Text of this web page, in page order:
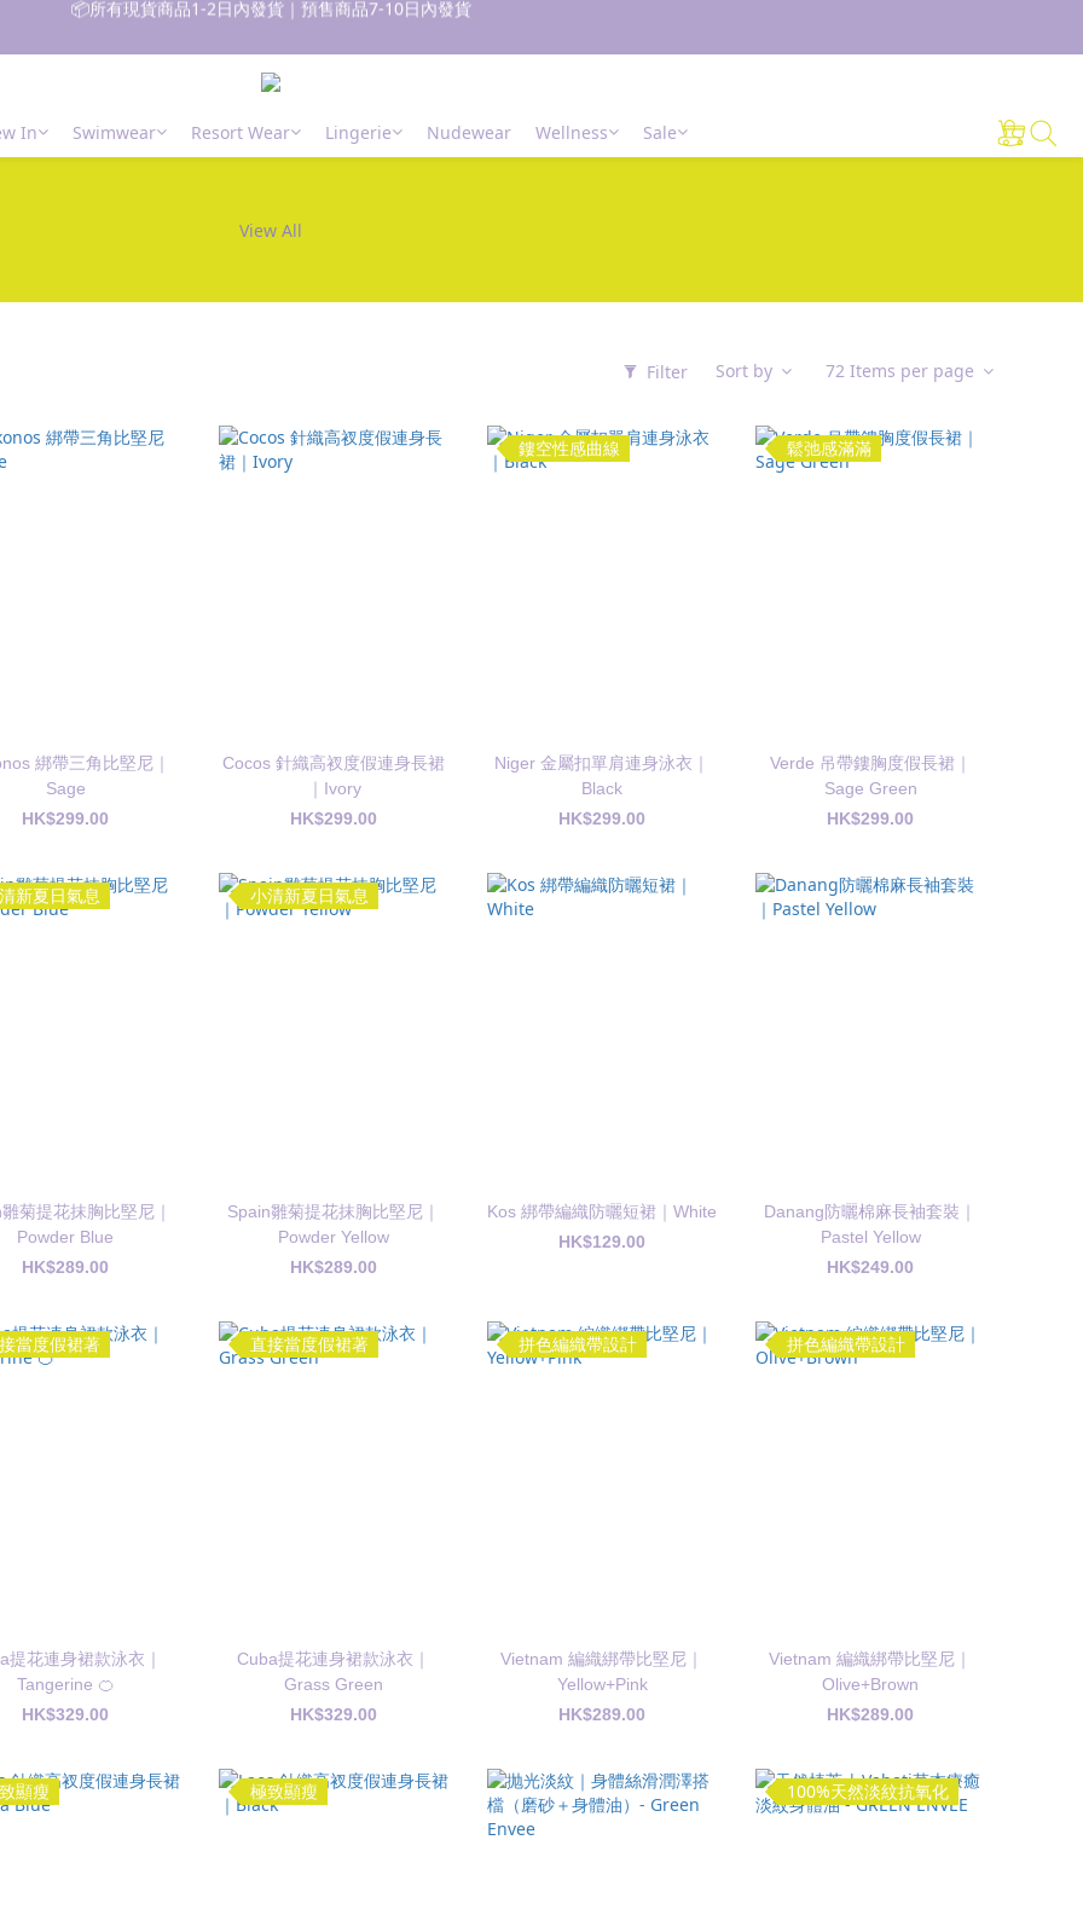
📦所有現貨商品1-2日內發貨｜預售商品7-10日內發貨
🚚 香港 消費滿$700免運費｜澳門台灣 消費滿$1000免運費
新朋友登記會員即獲$50購物金✨ 點擊了解更多詳情🔎
📦所有現貨商品1-2日內發貨｜預售商品7-10日內發貨
In Swimwear Resort Wear Lingerie Nudewear Wellness Sale
View All
Filter Sort by 72 Items per page
綁帶三角比堅尼｜
Sage
HK$299.00
Cocos 針織高衩度假連身長裙
｜Ivory
HK$299.00
鏤空性感曲線
Niger 金屬扣單肩連身泳衣｜
Black
HK$299.00
鬆弛感滿滿
Verde 吊帶鏤胸度假長裙｜
Sage Green
HK$299.00
新夏日氣息
菊提花抹胸比堅尼｜
Powder Blue
HK$289.00
小清新夏日氣息
Spain雛菊提花抹胸比堅尼｜
Powder Yellow
HK$289.00
Kos 綁帶編織防曬短裙｜White
HK$129.00
Danang防曬棉麻長袖套裝｜
Pastel Yellow
HK$249.00
當度假裙著
提花連身裙款泳衣｜
Tangerine 🍊
HK$329.00
直接當度假裙著
Cuba提花連身裙款泳衣｜
Grass Green
HK$329.00
拼色編織帶設計
Vietnam 編織綁帶比堅尼｜
Yellow+Pink
HK$289.00
拼色編織帶設計
Vietnam 編織綁帶比堅尼｜
Olive+Brown
HK$289.00
顯瘦 極致顯瘦 100%天然淡紋抗氧化